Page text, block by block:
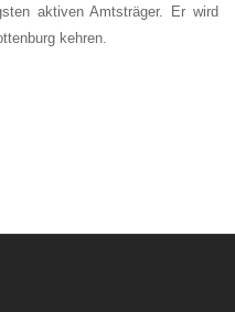
aktiven Amtsträger. Er wird
kehren.